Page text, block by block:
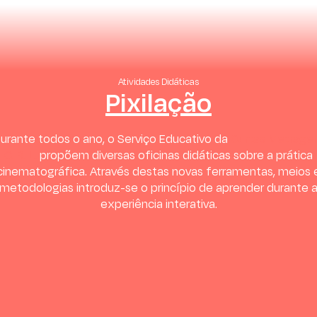
Atividades Didáticas
Pixilação
todos o ano, o Serviço Educativo da
propõem diversas oficinas didáticas sobre a prática
Através destas novas ferramentas, meios
metodologias introduz-se o princípio de aprender durante a
experiência interativa.